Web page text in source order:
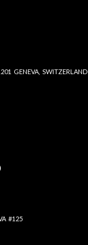
GENEVA, SWITZERLAND
#125